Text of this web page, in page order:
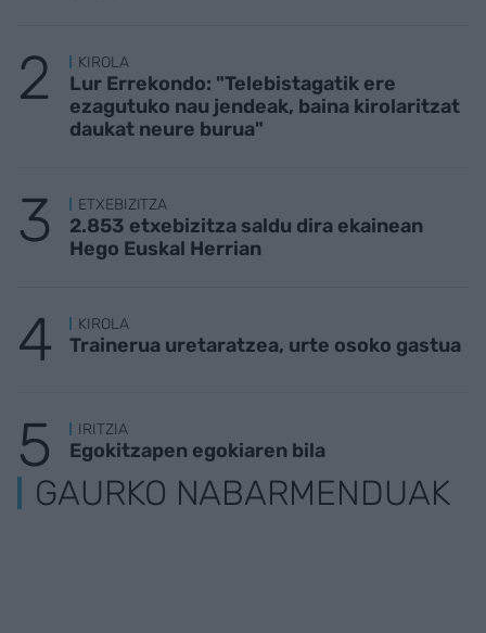
KIROLA
Lur Errekondo: "Telebistagatik ere
ezagutuko nau jendeak, baina kirolaritzat
daukat neure burua"
ETXEBIZITZA
2.853 etxebizitza saldu dira ekainean
Hego Euskal Herrian
KIROLA
Trainerua uretaratzea, urte osoko gastua
IRITZIA
Egokitzapen egokiaren bila
GAURKO NABARMENDUAK